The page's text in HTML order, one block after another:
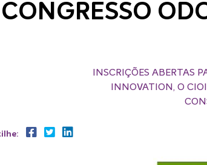
CONGRESSO
INSCRIÇÕES ABERTAS
INNOVATION, O